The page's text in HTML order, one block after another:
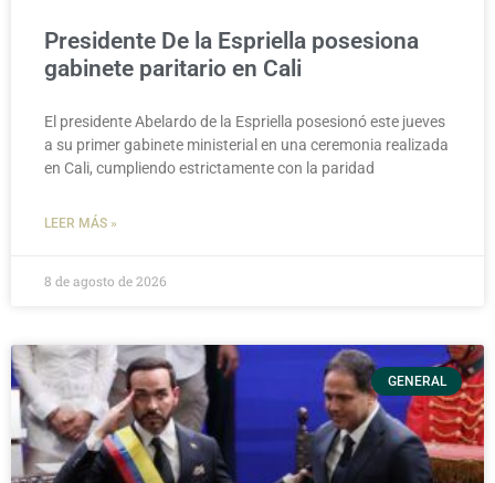
Presidente De la Espriella posesiona
gabinete paritario en Cali
El presidente Abelardo de la Espriella posesionó este jueves
a su primer gabinete ministerial en una ceremonia realizada
en Cali, cumpliendo estrictamente con la paridad
LEER MÁS »
8 de agosto de 2026
GENERAL